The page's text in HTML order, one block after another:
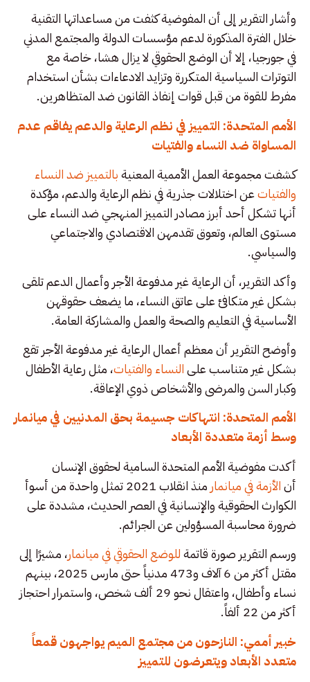
وأشار التقرير إلى أن المفوضية كثفت من مساعداتها التقنية
خلال الفترة المذكورة لدعم مؤسسات الدولة والمجتمع المدني
في جورجيا، إلا أن الوضع الحقوقي لا يزال هشا، خاصة مع
التوترات السياسية المتكررة وتزايد الادعاءات بشأن استخدام
مفرط للقوة من قبل قوات إنفاذ القانون ضد المتظاهرين.
الأمم المتحدة: التمييز في نظم الرعاية والدعم يفاقم عدم
المساواة ضد النساء والفتيات
كشفت مجموعة العمل الأممية المعنيةبالتمييز ضد النساء
والفتياتعن اختلالات جذرية في نظم الرعاية والدعم، مؤكدة
أنها تشكل أحد أبرز مصادر التمييز المنهجي ضد النساء على
مستوى العالم، وتعوق تقدمهن الاقتصادي والاجتماعي
والسياسي.
وأكد التقرير، أن الرعاية غير مدفوعة الأجر وأعمال الدعم تلقى
بشكل غير متكافئ على عاتق النساء، ما يضعف حقوقهن
الأساسية في التعليم والصحة والعمل والمشاركة العامة.
وأوضح التقرير أن معظم أعمال الرعاية غير مدفوعة الأجر تقع
بشكل غير متناسب علىالنساء والفتيات، مثل رعاية الأطفال
وكبار السن والمرضى والأشخاص ذوي الإعاقة.
الأمم المتحدة: انتهاكات جسيمة بحق المدنيين في ميانمار
وسط أزمة متعددة الأبعاد
أكدت مفوضية الأمم المتحدة السامية لحقوق الإنسان
أنالأزمة في ميانمار
منذ انقلاب 2021 تمثل واحدة من أسوأ
الكوارث الحقوقية والإنسانية في العصر الحديث، مشددة على
ضرورة محاسبة المسؤولين عن الجرائم.
ورسم التقرير صورة قاتمةللوضع الحقوقي في ميانمار، مشيرًا إلى
مقتل أكثر من 6 آلاف و473 مدنياً حتى مارس 2025، بينهم
نساء وأطفال، واعتقال نحو 29 ألف شخص، واستمرار احتجاز
أكثر من 22 ألفاً.
خبير أممي: النازحون من مجتمع الميم يواجهون قمعاً
متعدد الأبعاد ويتعرضون للتمييز